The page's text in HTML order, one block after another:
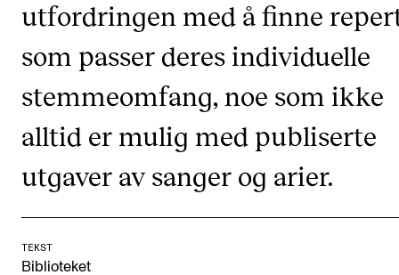
Gjennomføre konserter og arrangementer
Plakat, program og markedsføring
Offentlige konserter
PRAKTISK
utfordringen med å finne
som passer deres individuelle
stemmeomfang, noe som ikke
alltid er mulig med publiserte
utgaver av sanger og arier.
TEKST
Biblioteket